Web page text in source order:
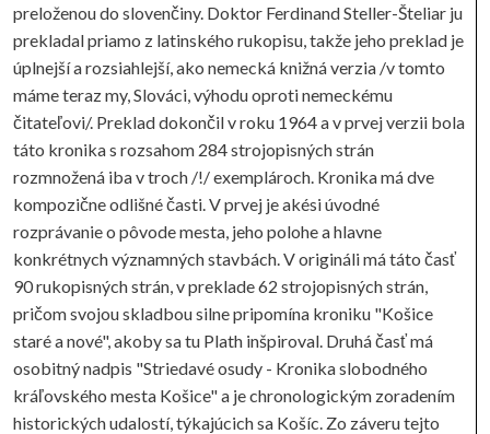
preloženou do slovenčiny. Doktor Ferdinand Steller-Šteliar ju
prekladal priamo z latinského rukopisu, takže jeho preklad je
úplnejší a rozsiahlejší, ako nemecká knižná verzia /v tomto
máme teraz my, Slováci, výhodu oproti nemeckému
čitateľovi/. Preklad dokončil v roku 1964 a v prvej verzii bola
táto kronika s rozsahom 284 strojopisných strán
rozmnožená iba v troch /!/ exemplároch. Kronika má dve
kompozične odlišné časti. V prvej je akési úvodné
rozprávanie o pôvode mesta, jeho polohe a hlavne
konkrétnych významných stavbách. V origináli má táto časť
90 rukopisných strán, v preklade 62 strojopisných strán,
pričom svojou skladbou silne pripomína kroniku "Košice
staré a nové", akoby sa tu Plath inšpiroval. Druhá časť má
osobitný nadpis "Striedavé osudy - Kronika slobodného
kráľovského mesta Košice" a je chronologickým zoradením
historických udalostí, týkajúcich sa Košíc. Zo záveru tejto